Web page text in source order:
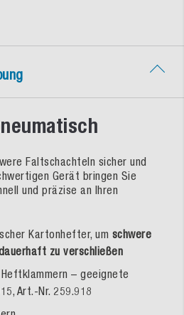
Faltschachteln sicher und
Gerät bringen Sie
und präzise an Ihren
Kartonhefter, um schwere
zu verschließen
– geeignete
Art.-Nr. 259.918